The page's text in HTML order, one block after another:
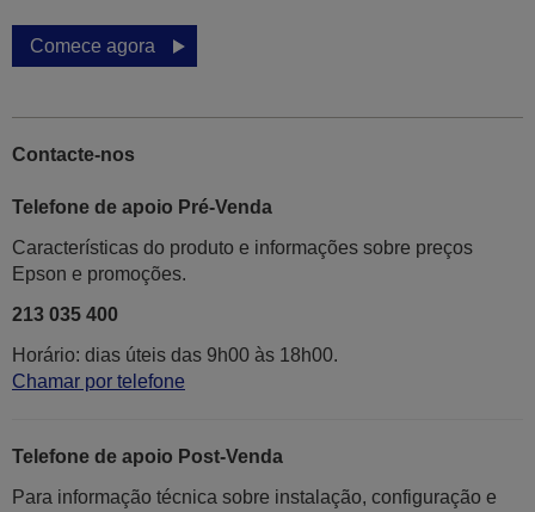
Comece agora
Contacte-nos
Telefone de apoio Pré-Venda
Características do produto e informações sobre preços
Epson e promoções.
213 035 400
Horário: dias úteis das 9h00 às 18h00.
Chamar por telefone
Telefone de apoio Post-Venda
Para informação técnica sobre instalação, configuração e